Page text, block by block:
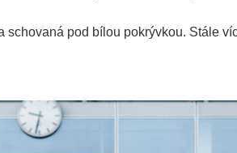
schovaná pod bílou pokrývkou. Stále